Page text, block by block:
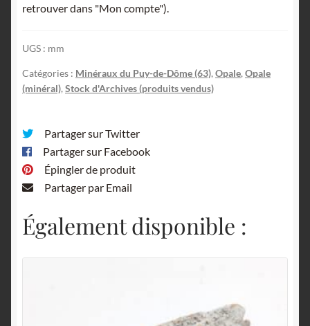
retrouver dans "Mon compte").
UGS : mm
Catégories : Minéraux du Puy-de-Dôme (63), Opale, Opale
(minéral), Stock d'Archives (produits vendus)
Partager sur Twitter
Partager sur Facebook
Épingler de produit
Partager par Email
Également disponible :